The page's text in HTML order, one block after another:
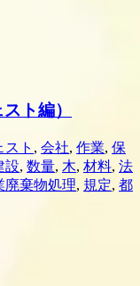
ト編）
スト , 会社, 作業, 保
設, 数量, 木, 材料, 法
廃棄物処理, 規定, 都